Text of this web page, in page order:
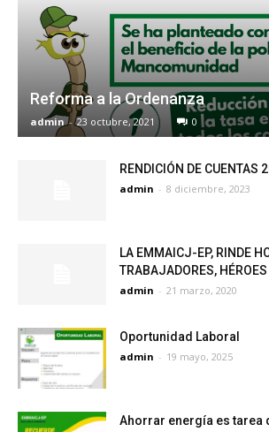
Reforma a la Ordenanza
admin - 23 octubre, 2021 0
RENDICIÓN DE CUENTAS
admin - 8 diciembre, 2023
LA EMMAICJ-EP, RINDE
TRABAJADORES,
admin - 21 marzo, 2020
Oportunidad Laboral
admin - 19 mayo, 2025
Ahorrar energía es tarea